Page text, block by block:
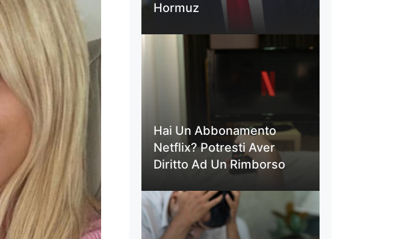
Hormuz
Hai Un Abbonamento
Netflix? Potresti Aver
Diritto Ad Un Rimborso